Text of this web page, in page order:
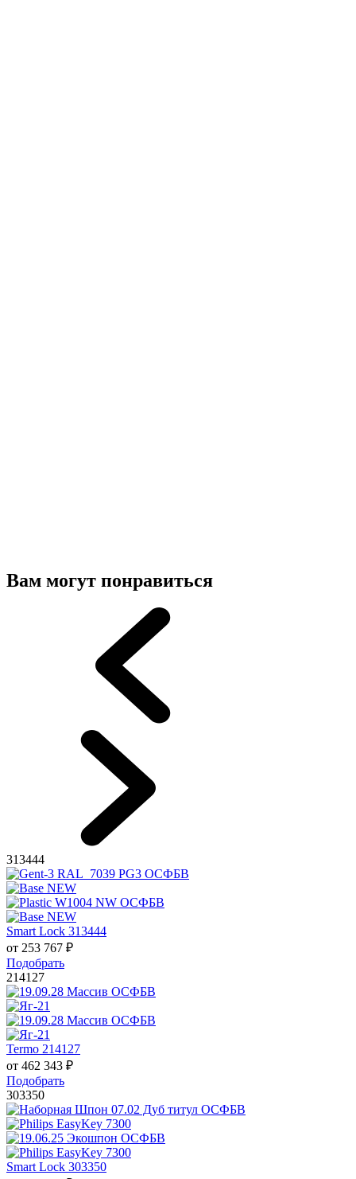
Вам могут понравиться
313444
Smart Lock 313444
от 253 767 ₽
Подобрать
214127
Termo 214127
от 462 343 ₽
Подобрать
303350
Smart Lock 303350